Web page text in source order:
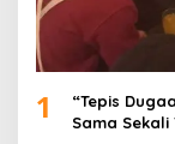
1
“Tepis
Sama Sekali